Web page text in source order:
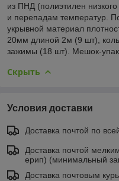
из ПНД (полиэтилен
и перепадам температур.
укрывной материал
20мм длиной 2м (9 шт),
зажимы (18 шт). Мешок-
Скрыть
Условия доставки
Доставка почтой по
Доставка почтой
ерип) (минимальный
Доставка почтовым